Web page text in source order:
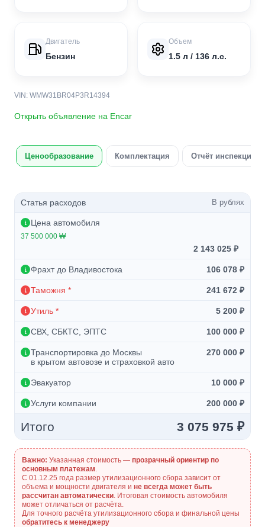
Двигатель
Бензин
Объем
1.5 л / 136 л.с.
VIN: WMW31BR04P3R14394
Открыть объявление на Encar
Ценообразование Комплектация Отчёт инспекции
Статья расходов В рублях
Цена автомобиля
37 500 000 ₩
2 143 025 ₽
Фрахт до Владивостока 106 078 ₽
Таможня * 241 672 ₽
Утиль * 5 200 ₽
СВХ, СБКТС, ЭПТС 100 000 ₽
Транспортировка до Москвы
в крытом автовозе и страховкой авто
270 000 ₽
Эвакуатор 10 000 ₽
Услуги компании 200 000 ₽
Итого 3 075 975 ₽
Важно: Указанная стоимость — прозрачный ориентир по
основным платежам.
С 01.12.25 года размер утилизационного сбора зависит от
объема и мощности двигателя и не всегда может быть
рассчитан автоматически. Итоговая стоимость автомобиля
может отличаться от расчёта.
Для точного расчёта утилизационного сбора и финальной цены
обратитесь к менеджеру